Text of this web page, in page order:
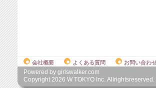
会社概要 よくある質問 お問い合わ
Powered by girlswalker.com
Copyright 2026 W TOKYO Inc. Allrightsreserved.